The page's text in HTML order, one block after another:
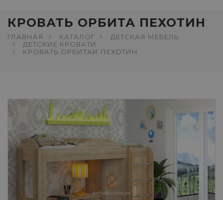
КРОВАТЬ ОРБИТА ПЕХОТИН
ГЛАВНАЯ КАТАЛОГ
ДЕТСКАЯ МЕБЕЛЬ
ДЕТСКИЕ КРОВАТИ
КРОВАТЬ ОРБИТАИ ПЕХОТИН